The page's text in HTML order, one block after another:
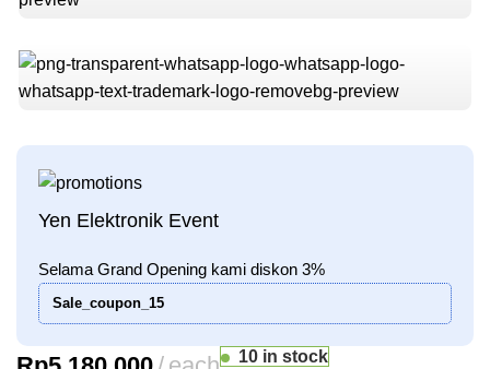
Yen Elektronik Event
Selama Grand Opening kami diskon 3%
Sale_coupon_15
10 in stock